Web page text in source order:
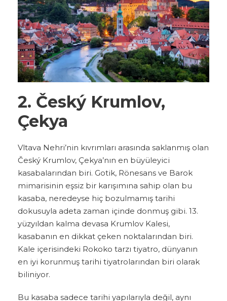
2. Český Krumlov,
Çekya
Vltava Nehri’nin kıvrımları arasında saklanmış olan
Český Krumlov, Çekya’nın en büyüleyici
kasabalarından biri. Gotik, Rönesans ve Barok
mimarisinin eşsiz bir karışımına sahip olan bu
kasaba, neredeyse hiç bozulmamış tarihi
dokusuyla adeta zaman içinde donmuş gibi. 13.
yüzyıldan kalma devasa Krumlov Kalesi,
kasabanın en dikkat çeken noktalarından biri.
Kale içerisindeki Rokoko tarzı tiyatro, dünyanın
en iyi korunmuş tarihi tiyatrolarından biri olarak
biliniyor.
Bu kasaba sadece tarihi yapılarıyla değil, aynı